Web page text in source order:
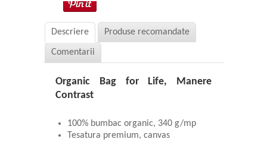
Descriere Produse recomandate
Comentarii
Organic Bag for Life, Manere
Contrast
100% bumbac organic, 340 g/mp
Tesatura premium, canvas